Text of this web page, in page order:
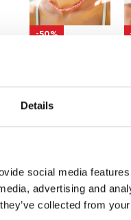
Details
social media
advertising and
collected from
-50%
ΑΝΩ ΤΩΝ 35